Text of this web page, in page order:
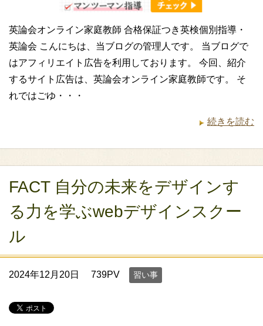
英論会オンライン家庭教師 合格保証つき英検個別指導・
英論会 こんにちは、当ブログの管理人です。 当ブログで
はアフィリエイト広告を利用しております。 今回、紹介
するサイト広告は、英論会オンライン家庭教師です。 そ
れではごゆ・・・
続きを読む
FACT 自分の未来をデザインす
る力を学ぶwebデザインスクー
ル
2024年12月20日 739PV 習い事